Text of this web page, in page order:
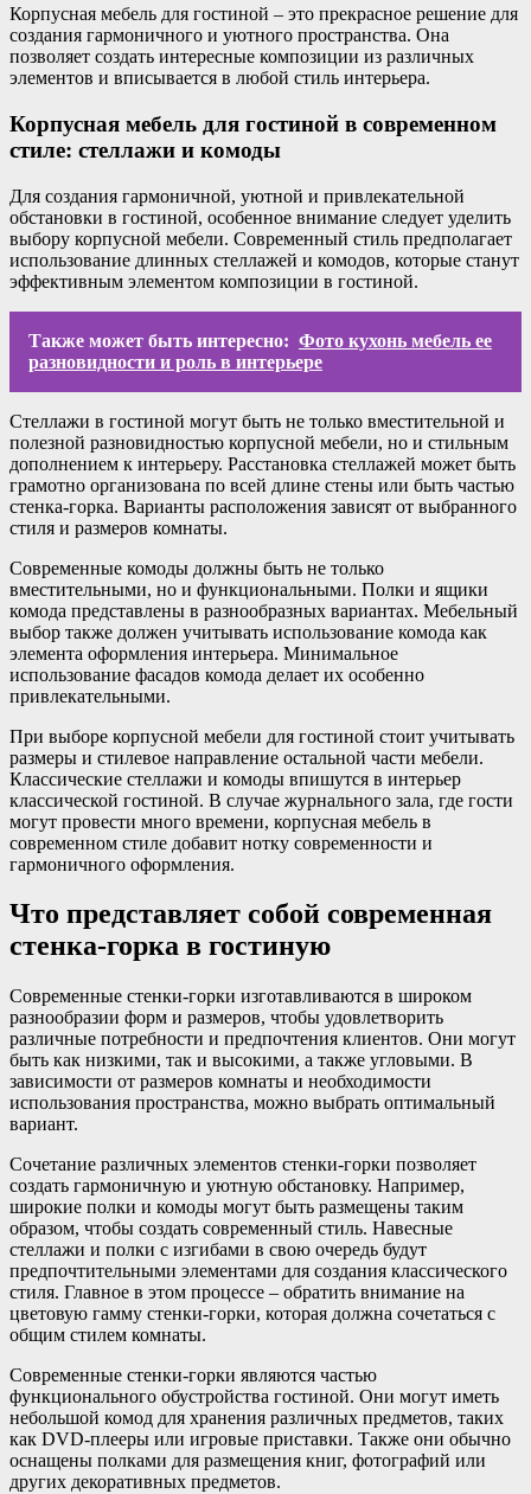
Корпусная мебель для гостиной – это прекрасное решение для
создания гармоничного и уютного пространства. Она
позволяет создать интересные композиции из различных
элементов и вписывается в любой стиль интерьера.
Корпусная мебель для гостиной в современном
стиле: стеллажи и комоды
Для создания гармоничной, уютной и привлекательной
обстановки в гостиной, особенное внимание следует уделить
выбору корпусной мебели. Современный стиль предполагает
использование длинных стеллажей и комодов, которые станут
эффективным элементом композиции в гостиной.
Также может быть интересно: Фото кухонь мебель ее
разновидности и роль в интерьере
Стеллажи в гостиной могут быть не только вместительной и
полезной разновидностью корпусной мебели, но и стильным
дополнением к интерьеру. Расстановка стеллажей может быть
грамотно организована по всей длине стены или быть частью
стенка-горка. Варианты расположения зависят от выбранного
стиля и размеров комнаты.
Современные комоды должны быть не только
вместительными, но и функциональными. Полки и ящики
комода представлены в разнообразных вариантах. Мебельный
выбор также должен учитывать использование комода как
элемента оформления интерьера. Минимальное
использование фасадов комода делает их особенно
привлекательными.
При выборе корпусной мебели для гостиной стоит учитывать
размеры и стилевое направление остальной части мебели.
Классические стеллажи и комоды впишутся в интерьер
классической гостиной. В случае журнального зала, где гости
могут провести много времени, корпусная мебель в
современном стиле добавит нотку современности и
гармоничного оформления.
Что представляет собой современная
стенка-горка в гостиную
Современные стенки-горки изготавливаются в широком
разнообразии форм и размеров, чтобы удовлетворить
различные потребности и предпочтения клиентов. Они могут
быть как низкими, так и высокими, а также угловыми. В
зависимости от размеров комнаты и необходимости
использования пространства, можно выбрать оптимальный
вариант.
Сочетание различных элементов стенки-горки позволяет
создать гармоничную и уютную обстановку. Например,
широкие полки и комоды могут быть размещены таким
образом, чтобы создать современный стиль. Навесные
стеллажи и полки с изгибами в свою очередь будут
предпочтительными элементами для создания классического
стиля. Главное в этом процессе – обратить внимание на
цветовую гамму стенки-горки, которая должна сочетаться с
общим стилем комнаты.
Современные стенки-горки являются частью
функционального обустройства гостиной. Они могут иметь
небольшой комод для хранения различных предметов, таких
как DVD-плееры или игровые приставки. Также они обычно
оснащены полками для размещения книг, фотографий или
других декоративных предметов.